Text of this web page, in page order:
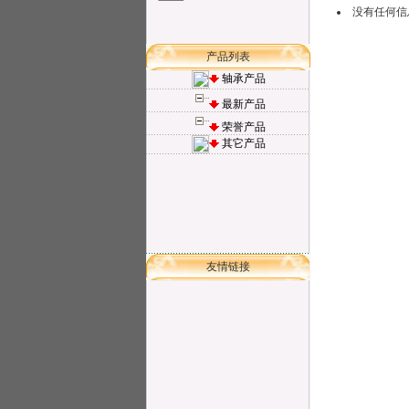
产品列表
轴承产品
最新产品
荣誉产品
其它产品
友情链接
没有任何